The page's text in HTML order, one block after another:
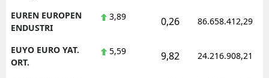
EUREN EUROPEN
ENDUSTRI
3,89 0,26 86.658.412,29
EUYO EURO YAT.
ORT.
5,59 9,82 24.216.908,21